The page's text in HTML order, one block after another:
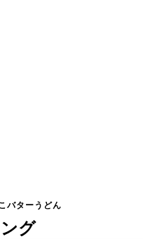
バターうどん
グ